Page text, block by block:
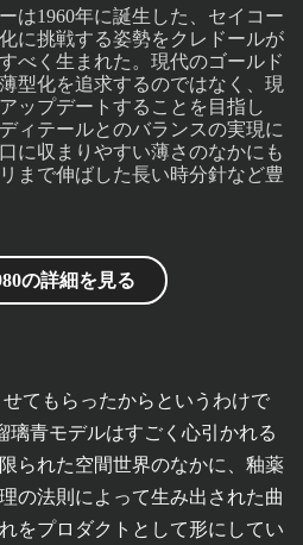
は1960年に誕生した、セイコー
に挑戦する姿勢をクレドールが
べく生まれた。現代のゴールド
型化を追求するのではなく、現
ップデートすることを目指し
ィテールとのバランスの実現に
に収まりやすい薄さのなかにも
まで伸ばした⾧い時分針など豊
の詳細を見る
てもらったからというわけで
璃青モデルはすごく心引かれる
られた空間世界のなかに、釉薬
の法則によって生み出された曲
をプロダクトとして形にしてい